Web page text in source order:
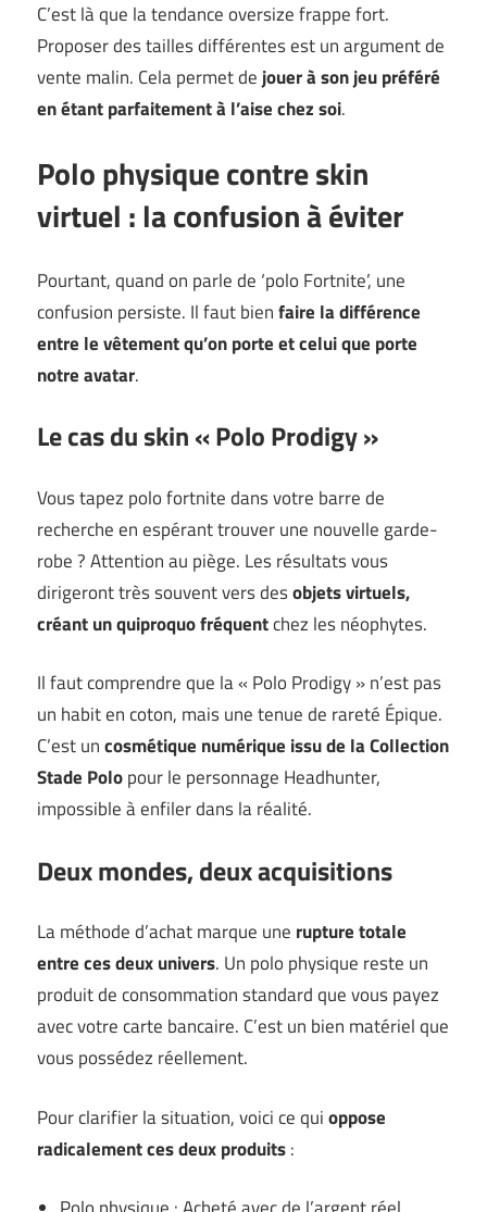
C’est là que la tendance oversize frappe fort.
Proposer des tailles différentes est un argument de
vente malin. Cela permet de jouer à son jeu préféré
en étant parfaitement à l’aise chez soi.
Polo physiquecontre skin
virtuel : la confusion à éviter
Pourtant, quand on parle de ‘polo Fortnite’, une
confusion persiste. Il faut bienfaire la différence
entre le vêtement qu’on porte et celui que porte
notre avatar.
Le cas du skin « Polo Prodigy »
Vous tapez polo fortnite dans votre barre de
recherche en espérant trouver une nouvelle garde-
robe ? Attention au piège. Les résultats vous
dirigeront très souvent vers desobjets virtuels,
créant un quiproquo fréquentchez les néophytes.
Il faut comprendre que la « Polo Prodigy » n’est pas
un habit en coton, mais une tenue de rareté Épique.
C’est uncosmétique numérique issu de la Collection
Stade Polopour le personnage Headhunter,
impossible à enfiler dans la réalité.
Deux mondes, deux acquisitions
La méthode d’achat marque une rupture totale
entre ces deux univers. Un polo physique reste un
produit de consommation standard que vous payez
avec votre carte bancaire. C’est un bien matériel que
vous possédez réellement.
Pour clarifier la situation, voici ce quioppose
radicalement ces deux produits: